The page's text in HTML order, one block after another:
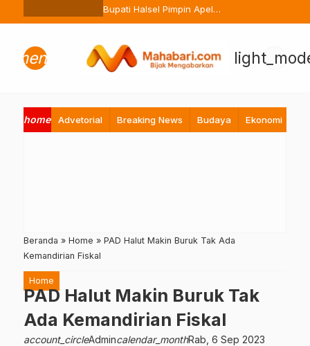
Ternate Buang Sembarangan
Bupati Halsel Pimpin Apel
Perdana Pasca Lebaran, Tekan
menu
home Advetorial Breaking News Budaya Ekonomi
Beranda » Home » PAD Halut Makin Buruk Tak Ada
Kemandirian Fiskal
Home
PAD Halut Makin Buruk Tak
Ada Kemandirian Fiskal
account_circleAdmincalendar_monthRab, 6 Sep 2023